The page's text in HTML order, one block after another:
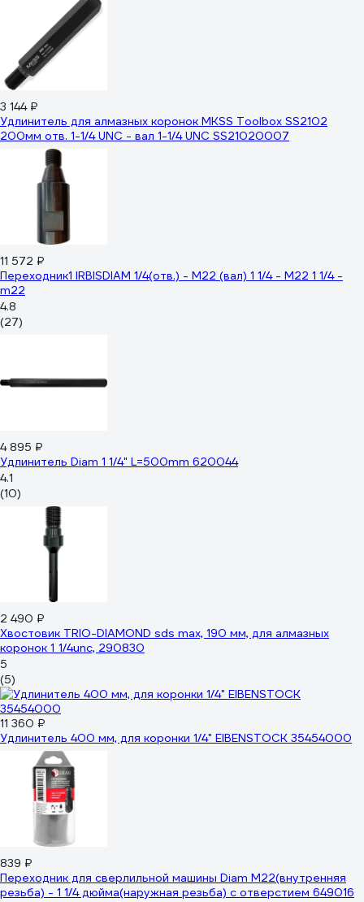
3 144 ₽
Удлинитель для алмазных коронок MKSS Toolbox SS2102
200мм отв. 1-1/4 UNC - вал 1-1/4 UNC SS21020007
11 572 ₽
Переходник1 IRBISDIAM 1/4(отв.) - М22 (вал) 1 1/4 - М22 1 1/4 -
m22
4.8
(27)
4 895 ₽
Удлинитель Diam 1 1/4" L=500mm 620044
4.1
(10)
2 490 ₽
Хвостовик TRIO-DIAMOND sds max, 190 мм, для алмазных
коронок 1_1/4unc, 290830
5
(5)
11 360 ₽
Удлинитель 400 мм, для коронки 1/4" EIBENSTOCK 35454000
839 ₽
Переходник для сверлильной машины Diam М22(внутренняя
резьба) - 1 1/4 дюйма(наружная резьба) с отверстием 649016